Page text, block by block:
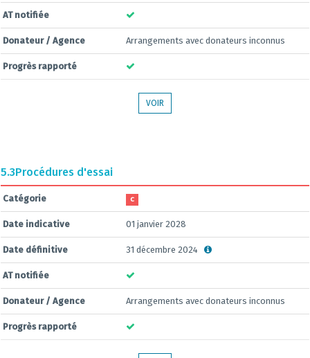
AT notifiée
Donateur / Agence Arrangements avec donateurs inconnus
Progrès rapporté
VOIR
5.3Procédures d'essai
Catégorie C
Date indicative 01 janvier 2028
Date définitive 31 décembre 2024
AT notifiée
Donateur / Agence Arrangements avec donateurs inconnus
Progrès rapporté